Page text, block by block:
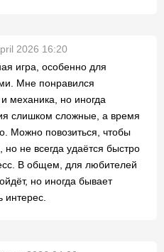
2026 16:20
игра, особенно для
Мне понравился
механика, но иногда
слишком сложные, а время
Можно повозиться, чтобы
не всегда удаётся быстро
В общем, для любителей
но иногда бывает
интерес.